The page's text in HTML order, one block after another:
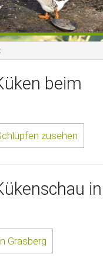
beim
zusehen
in
Grasberg